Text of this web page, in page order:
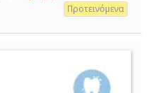
Προτεινόμενα